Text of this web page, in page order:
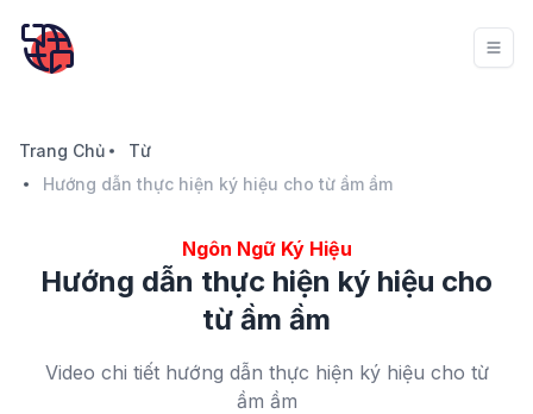
Trang Chủ
Từ
Hướng dẫn thực hiện ký hiệu cho từ ầm ầm
Ngôn Ngữ Ký Hiệu
Hướng dẫn thực hiện ký hiệu cho
từ ầm ầm
Video chi tiết hướng dẫn thực hiện ký hiệu cho từ
ầm ầm